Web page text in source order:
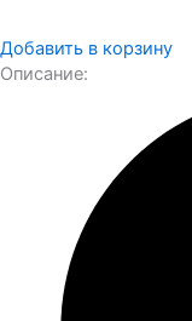
Добавить в корзину
Описание: